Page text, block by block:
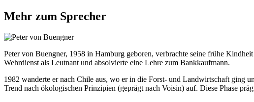
Mehr zum Sprecher
Peter von Buengner, 1958 in Hamburg geboren, verbrachte seine frühe
Wehrdienst als Leutnant und absolvierte eine Lehre zum Bankkaufmann.
1982 wanderte er nach Chile aus, wo er in die Forst- und Landwirtschaft ging
Trend nach ökologischen Prinzipien (geprägt nach Voisin) auf. Diese Phase